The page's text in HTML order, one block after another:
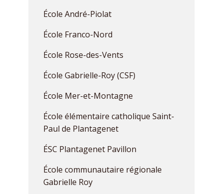
École André-Piolat
École Franco-Nord
École Rose-des-Vents
École Gabrielle-Roy (CSF)
École Mer-et-Montagne
École élémentaire catholique Saint-
Paul de Plantagenet
ÉSC Plantagenet Pavillon
École communautaire régionale
Gabrielle Roy